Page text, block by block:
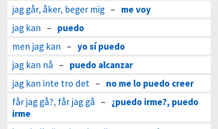
jag går, åker, beger mig – me voy
jag kan – puedo
men jag kan – yo sí puedo
jag kan nå – puedo alcanzar
jag kan inte tro det – no me lo puedo creer
får jag gå?, får jag gå – ¿puedo irme?, puedo
irme